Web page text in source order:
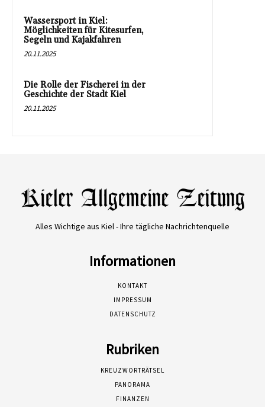
Wassersport in Kiel:
Möglichkeiten für Kitesurfen,
Segeln und Kajakfahren
20.11.2025
Die Rolle der Fischerei in der
Geschichte der Stadt Kiel
20.11.2025
Alles Wichtige aus Kiel - Ihre tägliche Nachrichtenquelle
Informationen
KONTAKT
IMPRESSUM
DATENSCHUTZ
Rubriken
KREUZWORTRÄTSEL
PANORAMA
FINANZEN